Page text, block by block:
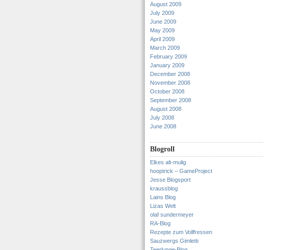
August 2009
July 2009
June 2009
May 2009
April 2009
March 2009
February 2009
January 2009
December 2008
November 2008
October 2008
September 2008
August 2008
July 2008
June 2008
Blogroll
Elkes alt-mulig
hooptrick – GameProject
Jesse Blogsport
kraussblog
Lains Blog
Lizas Welt
olaf sundermeyer
RA-Blog
Rezepte zum Vollfressen
Sauzwergs Gimletti